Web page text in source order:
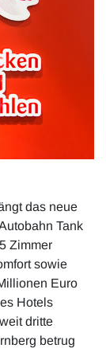
das neue
Tank
Zimmer
sowie
Euro
Hotels
dritte
betrug